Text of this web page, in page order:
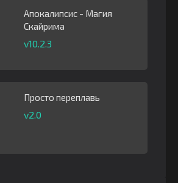
Апокалипсис - Магия
Скайрима
v10.2.3
Просто переплавь
v2.0